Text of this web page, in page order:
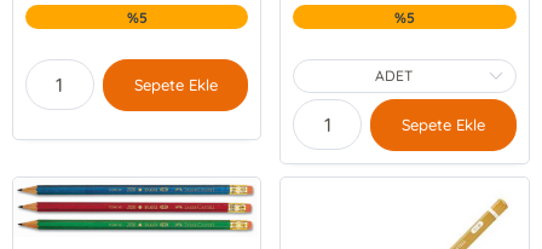
%5
Sepete Ekle
%5
Sepete Ekle